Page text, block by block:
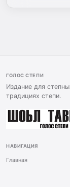
ГОЛОС СТЕПИ
Издание для
традициях степи.
НАВИГАЦИЯ
Главная